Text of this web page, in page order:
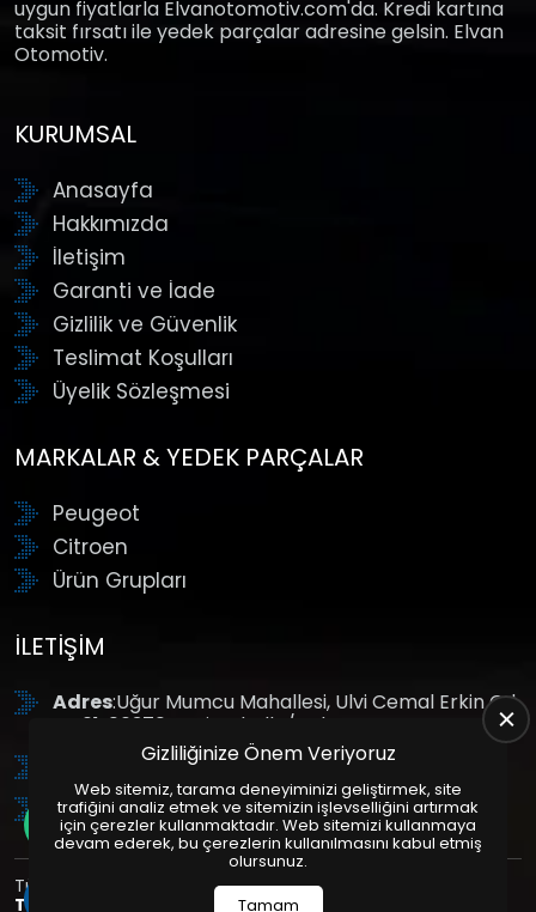
uygun fiyatlarla Elvanotomotiv.com'da. Kredi kartına
taksit fırsatı ile yedek parçalar adresine gelsin. Elvan
Otomotiv.
KURUMSAL
Anasayfa
Hakkımızda
İletişim
Garanti ve İade
Gizlilik ve Güvenlik
Teslimat Koşulları
Üyelik Sözleşmesi
MARKALAR & YEDEK PARÇALAR
Peugeot
Citroen
Ürün Grupları
İLETIŞIM
Adres:Uğur Mumcu Mahallesi, Ulvi Cemal Erkin Cd.
No:61, 06370 Yenimahalle/Ankara
: +90 (312) 354 8888
GSM: +90 (532) 343 4085
Tüm Hakları Saklıdır. | Bu site Us Yazılım
Tasarım
Paketleri ile Hazırlanmıştır. © 2025
Gizliliğinize Önem Veriyoruz
Web sitemiz, tarama deneyiminizi geliştirmek, site
trafiğini analiz etmek ve sitemizin işlevselliğini artırmak
için çerezler kullanmaktadır. Web sitemizi kullanmaya
devam ederek, bu çerezlerin kullanılmasını kabul etmiş
olursunuz.
Tamam